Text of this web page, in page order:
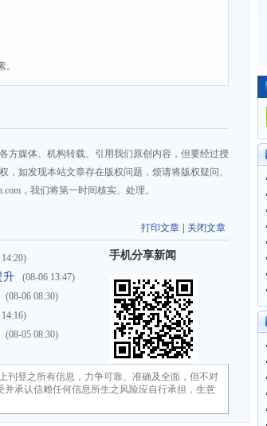
方媒体、机构转载、引用我们原创内容，但要经过授
如发现本站文章存在版权问题，烦请将版权疑问、
，我们将第一时间核实、处理。
打印文章 关闭文章
升 (08-06 13:47)
(08-06 08:30)
(08-05 08:30)
手机分享新闻
刊登之所有信息，力争可靠、准确及全面，但不对
承认信赖任何信息所生之风险应自行承担，生意